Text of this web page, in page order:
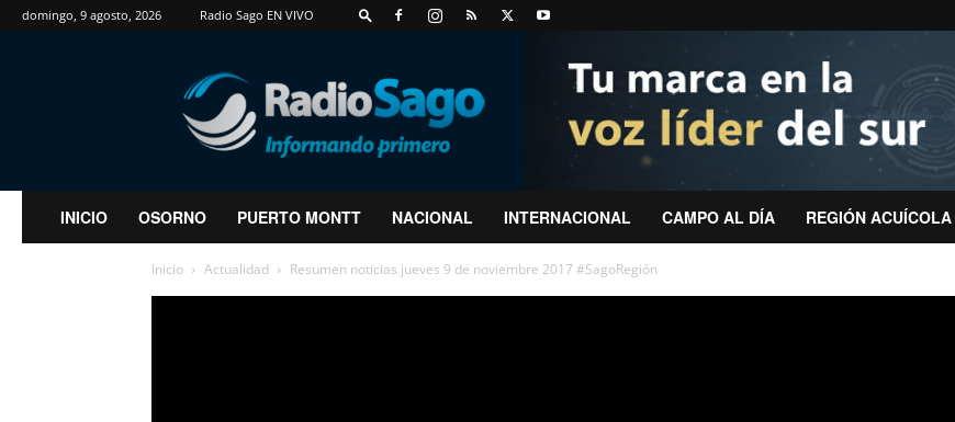
domingo, 9 agosto, 2026 Radio Sago EN VIVO
RadioSago
INICIO OSORNO PUERTO MONTT NACIONAL INTERNACIONAL CAMPO AL DÍA REGIÓN ACUÍCOLA
Inicio Actualidad Resumen noticias jueves 9 de noviembre 2017 #SagoRegión